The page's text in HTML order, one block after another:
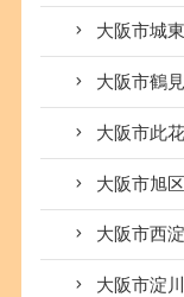
大阪市城
大阪市鶴
大阪市此
大阪市旭区
大阪市西
大阪市淀